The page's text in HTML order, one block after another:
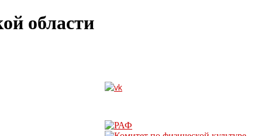
области